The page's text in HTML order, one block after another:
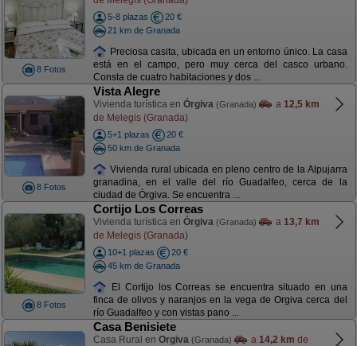
8 Fotos
5-8 plazas
20 €
21 km de Granada
Preciosa casita, ubicada en un entorno único. La casa
está en el campo, pero muy cerca del casco urbano.
Consta de cuatro habitaciones y dos ...
8 Fotos
Vista Alegre
Vivienda turística en Órgiva (Granada) a 12,5 km
de Melegis (Granada)
5+1 plazas
20 €
50 km de Granada
Vivienda rural ubicada en pleno centro de la Alpujarra
granadina, en el valle del río Guadalfeo, cerca de la
ciudad de Órgiva. Se encuentra ...
8 Fotos
Cortijo Los Correas
Vivienda turística en Órgiva (Granada) a 13,7 km
de Melegis (Granada)
10+1 plazas
20 €
45 km de Granada
El Cortijo los Correas se encuentra situado en una
finca de olivos y naranjos en la vega de Orgiva cerca del
río Guadalfeo y con vistas pano ...
Casa Benisiete
Casa Rural en Orgiva (Granada) a 14,2 km de